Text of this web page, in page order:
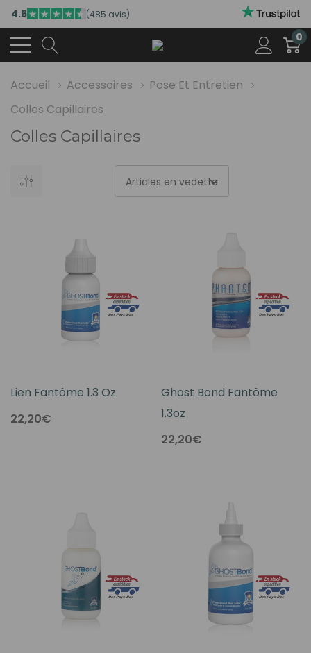
4.6 (485 avis)
0
Accueil Accessoires
Pose Et Entretien
Colles Capillaires
Colles Capillaires
Lien Fantôme 1.3 Oz
22,20€
Ghost Bond Fantôme
1.3oz
22,20€